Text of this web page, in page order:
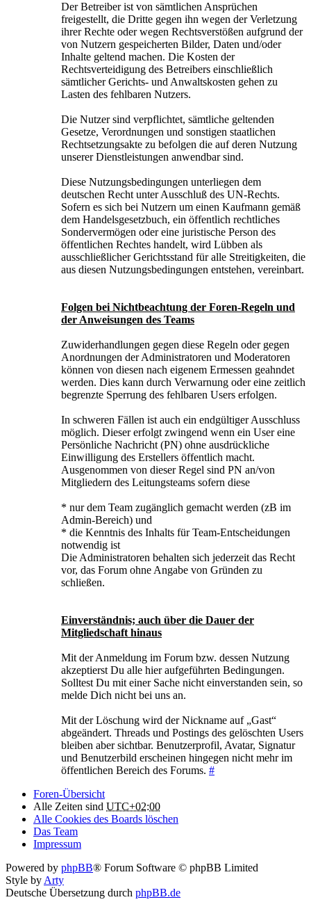
Der Betreiber ist von sämtlichen Ansprüchen
freigestellt, die Dritte gegen ihn wegen der Verletzung
ihrer Rechte oder wegen Rechtsverstößen aufgrund der
von Nutzern gespeicherten Bilder, Daten und/oder
Inhalte geltend machen. Die Kosten der
Rechtsverteidigung des Betreibers einschließlich
sämtlicher Gerichts- und Anwaltskosten gehen zu
Lasten des fehlbaren Nutzers.
Die Nutzer sind verpflichtet, sämtliche geltenden
Gesetze, Verordnungen und sonstigen staatlichen
Rechtsetzungsakte zu befolgen die auf deren Nutzung
unserer Dienstleistungen anwendbar sind.
Diese Nutzungsbedingungen unterliegen dem
deutschen Recht unter Ausschluß des UN-Rechts.
Sofern es sich bei Nutzern um einen Kaufmann gemäß
dem Handelsgesetzbuch, ein öffentlich rechtliches
Sondervermögen oder eine juristische Person des
öffentlichen Rechtes handelt, wird Lübben als
ausschließlicher Gerichtsstand für alle Streitigkeiten, die
aus diesen Nutzungsbedingungen entstehen, vereinbart.
Folgen bei Nichtbeachtung der Foren-Regeln und
der Anweisungen des Teams
Zuwiderhandlungen gegen diese Regeln oder gegen
Anordnungen der Administratoren und Moderatoren
können von diesen nach eigenem Ermessen geahndet
werden. Dies kann durch Verwarnung oder eine zeitlich
begrenzte Sperrung des fehlbaren Users erfolgen.
In schweren Fällen ist auch ein endgültiger Ausschluss
möglich. Dieser erfolgt zwingend wenn ein User eine
Persönliche Nachricht (PN) ohne ausdrückliche
Einwilligung des Erstellers öffentlich macht.
Ausgenommen von dieser Regel sind PN an/von
Mitgliedern des Leitungsteams sofern diese
* nur dem Team zugänglich gemacht werden (zB im
Admin-Bereich) und
* die Kenntnis des Inhalts für Team-Entscheidungen
notwendig ist
Die Administratoren behalten sich jederzeit das Recht
vor, das Forum ohne Angabe von Gründen zu
schließen.
Einverständnis; auch über die Dauer der
Mitgliedschaft hinaus
Mit der Anmeldung im Forum bzw. dessen Nutzung
akzeptierst Du alle hier aufgeführten Bedingungen.
Solltest Du mit einer Sache nicht einverstanden sein, so
melde Dich nicht bei uns an.
Mit der Löschung wird der Nickname auf „Gast“
abgeändert. Threads und Postings des gelöschten Users
bleiben aber sichtbar. Benutzerprofil, Avatar, Signatur
und Benutzerbild erscheinen hingegen nicht mehr im
öffentlichen Bereich des Forums. #
Foren-Übersicht
Alle Zeiten sind UTC+02:00
Alle Cookies des Boards löschen
Das Team
Impressum
Powered by phpBB® Forum Software © phpBB Limited
Style by Arty
Deutsche Übersetzung durch phpBB.de